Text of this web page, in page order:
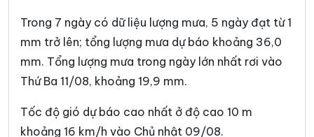
Xã Hoàng Hoa Thám Xã Hồng Minh
Xã Hồng Quang Xã Hồng Vũ
Xã Hưng Hà
Xã Khoái Châu Xã Kiến Xương
Trong 7 ngày có dữ liệu lượng mưa, 5 ngày đạt từ 1
mm trở lên; tổng lượng mưa dự báo khoảng 36,0
mm. Tổng lượng mưa trong ngày lớn nhất rơi vào
Thứ Ba 11/08, khoảng 19,9 mm.
Tốc độ gió dự báo cao nhất ở độ cao 10 m
khoảng 16 km/h vào Chủ nhật 09/08.